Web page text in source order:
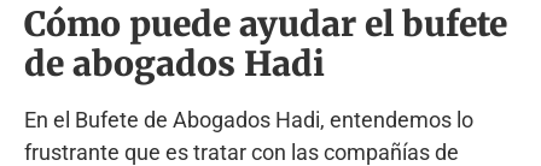
Cómo puede ayudar el bufete
de abogados Hadi
En el Bufete de Abogados Hadi, entendemos lo
frustrante que es tratar con las compañías de